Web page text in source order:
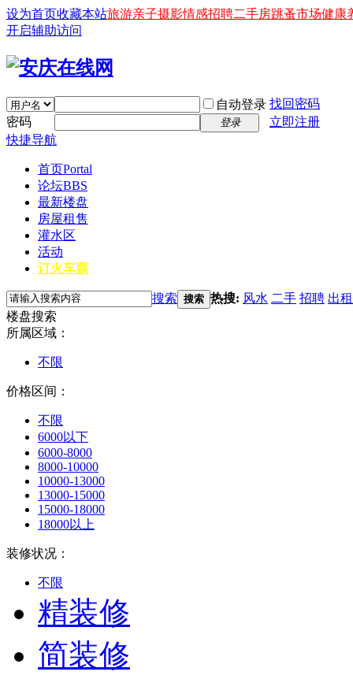
设为首页收藏本站旅游亲子摄影情感招聘二手房跳蚤市场健康
开启辅助访问
自动登录 找回密码
密码
登录
立即注册
快捷导航
首页Portal
论坛BBS
最新楼盘
房屋租售
灌水区
活动
订火车票
搜索 搜索 热搜: 风水 二手 招聘 出租
楼盘搜索
所属区域：
不限
价格区间：
不限
6000以下
6000-8000
8000-10000
10000-13000
13000-15000
15000-18000
18000以上
装修状况：
不限
精装修
简装修